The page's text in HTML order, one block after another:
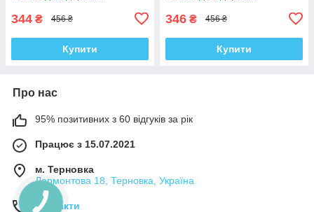
344 ₴ 456 ₴
Купити
346 ₴ 456 ₴
Купити
Про нас
95% позитивних з 60 відгуків за рік
Працює з 15.07.2021
м. Терновка
Лермонтова 18, Терновка, Україна
Контакти